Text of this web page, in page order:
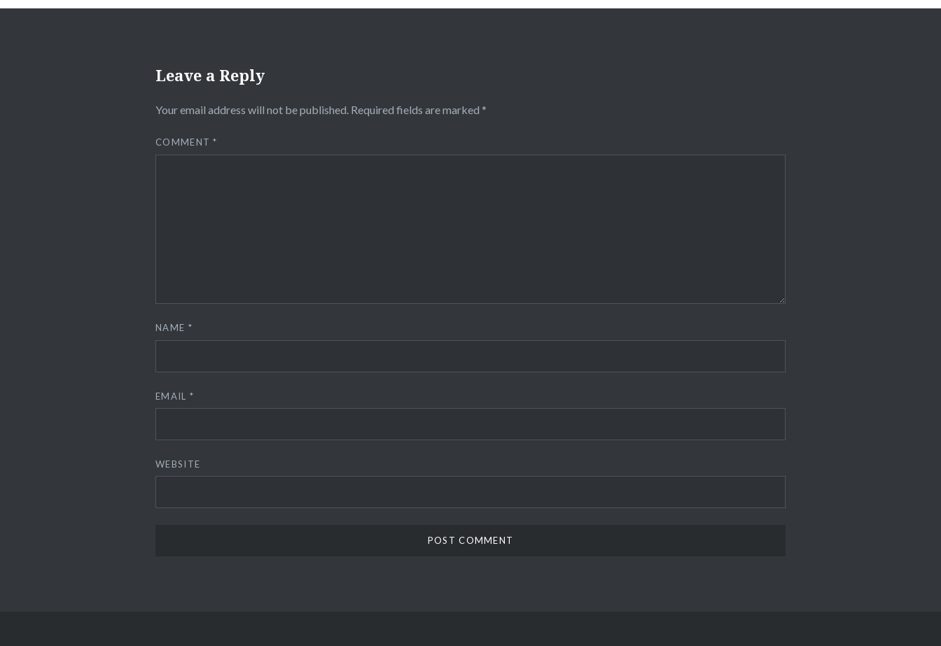
Leave a Reply
Your email address will not be published. Required fields are marked *
COMMENT*
NAME *
EMAIL *
WEBSITE